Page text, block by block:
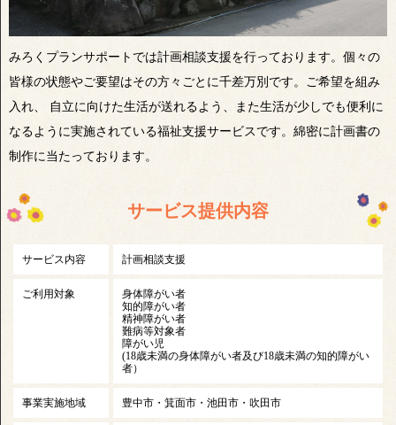
みろくプランサポートでは計画相談支援を行っております。個々の
皆様の状態やご要望はその方々ごとに千差万別です。ご希望を組み
入れ、 自立に向けた生活が送れるよう、また生活が少しでも便利に
なるように実施されている福祉支援サービスです。綿密に計画書の
制作に当たっております。
サービス提供内容
サービス内容 計画相談支援
ご利用対象
身体障がい者
知的障がい者
精神障がい者
難病等対象者
障がい児
(18歳未満の身体障がい者及び18歳未満の知的障がい
者）
事業実施地域 豊中市・箕面市・池田市・吹田市